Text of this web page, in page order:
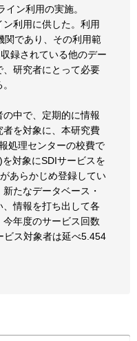
ン利用の実施。
利用に供した。利用
関であり、その利用範
録されている他のデー
、研究者にとって必要
中で、定期的に情報
を対象に、本研究費
処理センターの校費で
対象にSDIサービスを
あらかじめ登録してい
たなデータベース・
情報を打ち出して各
年度のサービス回数
ビス対象者は延べ5.454